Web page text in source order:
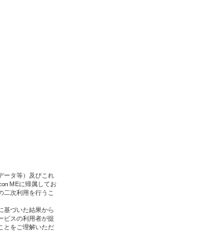
ータ等）及びこれ
MEに帰属してお
二次利用を行うこ
基づいた結果から
ビスの利用者が提
とをご理解いただ